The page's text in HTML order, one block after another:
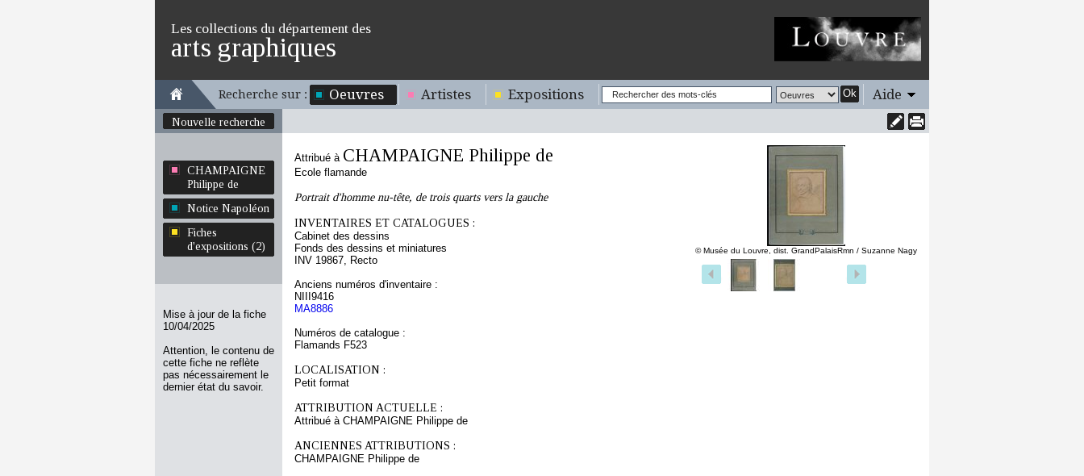
Les collections du département des
arts graphiques
Recherche sur : Oeuvres Artistes Expositions Ok Aide
Nouvelle recherche
CHAMPAIGNE
Philippe de
Notice Napoléon
Fiches
d'expositions (2)
Mise à jour de la fiche
10/04/2025
Attention, le contenu de
cette fiche ne reflète
pas nécessairement le
dernier état du savoir.
© Musée du Louvre, dist. GrandPalaisRmn / Suzanne Nagy
Attribué à CHAMPAIGNE Philippe de
Ecole flamande
Portrait d'homme nu-tête, de trois quarts vers la gauche
INVENTAIRES ET CATALOGUES :
Cabinet des dessins
Fonds des dessins et miniatures
INV 19867, Recto
Anciens numéros d'inventaire :
NIII9416
MA8886
Numéros de catalogue :
Flamands F523
LOCALISATION :
Petit format
ATTRIBUTION ACTUELLE :
Attribué à CHAMPAIGNE Philippe de
ANCIENNES ATTRIBUTIONS :
CHAMPAIGNE Philippe de